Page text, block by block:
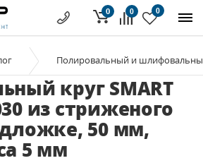
0 0
0
Полировальный и
круг SMART
из стриженого
50 мм,
5 мм